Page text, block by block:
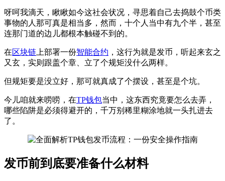
呀呵我滴天，瞅瞅如今这社会状况，寻思着自己去捣鼓个币类
事物的人那可真是相当多，然而，十个人当中有九个半，甚至
连那门道的边儿都根本触碰不到的。
在区块链 上部署一份智能合约 ，这行为就是发币，听起来玄之
又玄，实则跟盖个章、立了个规矩没什么两样。
但规矩要是没立好，那可就真成了个摆设，甚至是个坑。
今儿咱就来唠唠，在TP钱包当中，这东西究竟要怎么去弄，
哪些陷阱是必须得避开的，千万别稀里糊涂地就一头扎进去
了。
发币前到底要准备什么材料